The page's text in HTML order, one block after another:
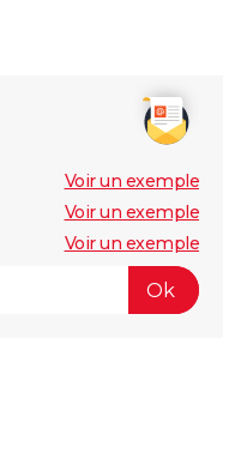
Voir un exemple
Voir un exemple
Voir un exemple